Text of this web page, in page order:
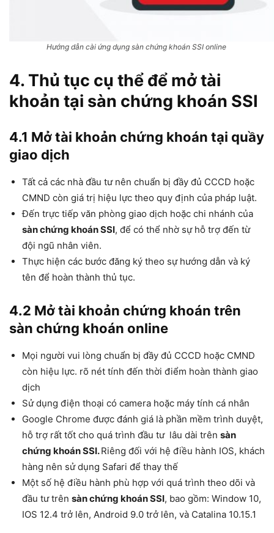
Hướng dẫn cài ứng dụng sàn chứng khoán SSI online
4. Thủ tục cụ thể để mở tài
khoản tại sàn chứng khoán SSI
4.1 Mở tài khoản chứng khoán tại quầy
giao dịch
Tất cả các nhà đầu tư nên chuẩn bị đầy đủ CCCD hoặc
CMND còn giá trị hiệu lực theo quy định của pháp luật.
Đến trực tiếp văn phòng giao dịch hoặc chi nhánh của
sàn chứng khoán SSI, để có thể nhờ sự hỗ trợ đến từ
đội ngũ nhân viên.
Thực hiện các bước đăng ký theo sự hướng dẫn và ký
tên để hoàn thành thủ tục.
4.2 Mở tài khoản chứng khoán trên
sàn chứng khoán online
Mọi người vui lòng chuẩn bị đầy đủ CCCD hoặc CMND
còn hiệu lực. rõ nét tính đến thời điểm hoàn thành giao
dịch
Sử dụng điện thoại có camera hoặc máy tính cá nhân
Google Chrome được đánh giá là phần mềm trình duyệt,
hỗ trợ rất tốt cho quá trình đầu tư lâu dài trên sàn
chứng khoán SSI.Riêng đối với hệ điều hành IOS, khách
hàng nên sử dụng Safari để thay thế
Một số hệ điều hành phù hợp với quá trình theo dõi và
đầu tư trên sàn chứng khoán SSI, bao gồm: Window 10,
IOS 12.4 trở lên, Android 9.0 trở lên, và Catalina 10.15.1